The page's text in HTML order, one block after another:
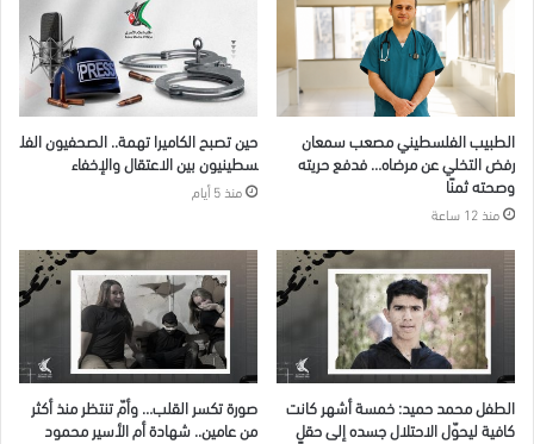
الطبيب الفلسطيني مصعب سمعان
رفض التخلي عن مرضاه… فدفع حريته
وصحته ثمنًا
منذ 12 ساعة
حين تصبح الكاميرا تهمة.. الصحفيون الفل
سطينيون بين الاعتقال والإخفاء
منذ 5 أيام
الطفل محمد حميد: خمسة أشهر كانت
كافية ليحوّل الاحتلال جسده إلى حقلٍ
صورة تكسر القلب… وأمّ تنتظر منذ أكثر
من عامين.. شهادة أم الأسير محمود